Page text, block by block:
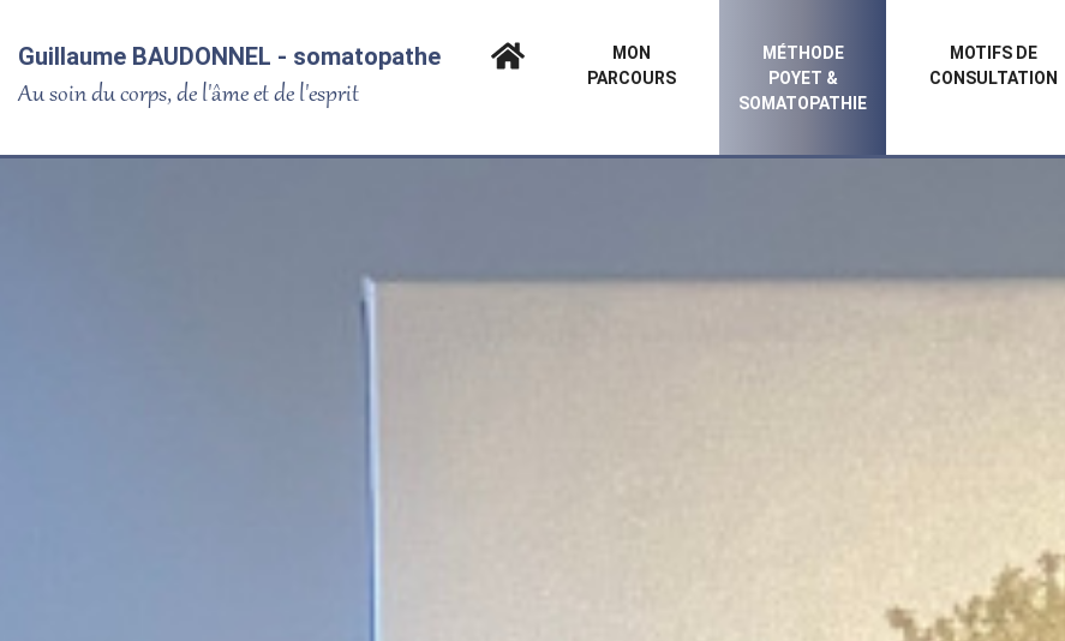
Guillaume BAUDONNEL - somatopathe
Au soin du corps, de l'âme et de l'esprit
MON
PARCOURS
MÉTHODE
POYET &
SOMATOPATHIE
MOTIFS DE
CONSULTATION